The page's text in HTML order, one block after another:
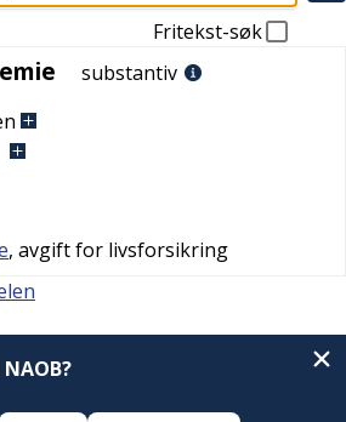
Fritekst-søk
substantiv
, avgift for livsforsikring